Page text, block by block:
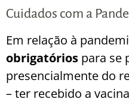
Cuidados com a
Em relação à
obrigatórios para se
presencialmente do
– ter recebido a